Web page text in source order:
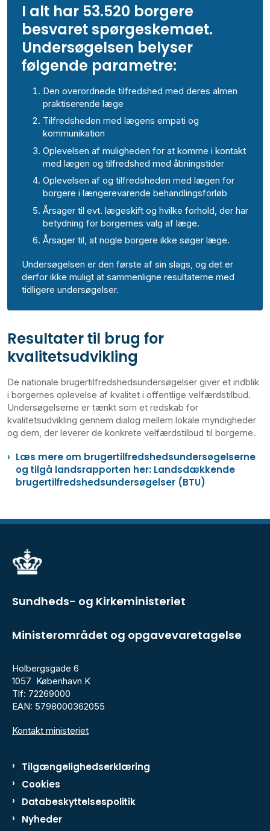
I alt har 53.520 borgere
besvaret spørgeskemaet.
Undersøgelsen belyser
følgende parametre:
Den overordnede tilfredshed med deres almen
praktiserende læge
Tilfredsheden med lægens empati og
kommunikation
Oplevelsen af muligheden for at komme i kontakt
med lægen og tilfredshed med åbningstider
Oplevelsen af og tilfredsheden med lægen for
borgere i længerevarende behandlingsforløb
Årsager til evt. lægeskift og hvilke forhold, der har
betydning for borgernes valg af læge.
Årsager til, at nogle borgere ikke søger læge.
Undersøgelsen er den første af sin slags, og det er
derfor ikke muligt at sammenligne resultaterne med
tidligere undersøgelser.
Resultater til brug for
kvalitetsudvikling
De nationale brugertilfredshedsundersøgelser giver et indblik
i borgernes oplevelse af kvalitet i offentlige velfærdstilbud.
Undersøgelserne er tænkt som et redskab for
kvalitetsudvikling gennem dialog mellem lokale myndigheder
og dem, der leverer de konkrete velfærdstilbud til borgerne.
Læs mere om brugertilfredshedsundersøgelserne
og tilgå landsrapporten her: Landsdækkende
brugertilfredshedsundersøgelser (BTU)
Sundheds- og Kirkeministeriet
Ministerområdet og opgavevaretagelse
Holbergsgade 6
1057 København K
Tlf: 72269000
EAN: 5798000362055
Kontakt ministeriet
Tilgængelighedserklæring
Cookies
Databeskyttelsespolitik
Nyheder